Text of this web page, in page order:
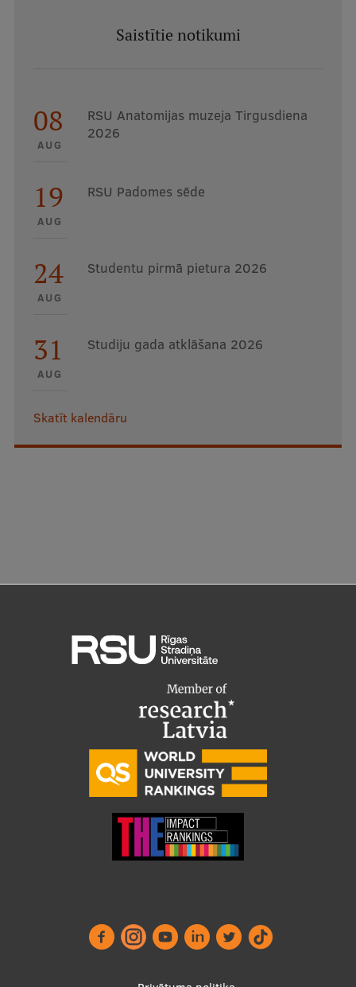
Saistītie notikumi
08
AUG
RSU Anatomijas muzeja Tirgusdiena
2026
19
AUG
RSU Padomes sēde
24
AUG
Studentu pirmā pietura 2026
31
AUG
Studiju gada atklāšana 2026
Skatīt kalendāru